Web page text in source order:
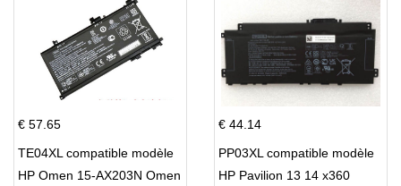
€ 57.65
TE04XL compatible modèle
HP Omen 15-AX203N Omen
€ 44.14
PP03XL compatible modèle
HP Pavilion 13 14 x360